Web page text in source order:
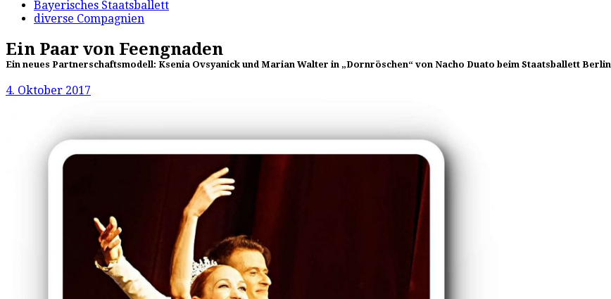
Bayerisches Staatsballett
diverse Compagnien
Ein Paar von Feengnaden
Ein neues Partnerschaftsmodell: Ksenia Ovsyanick und Marian Walter in „Dornröschen“ von Nacho Duato beim Staatsballett Berlin
4. Oktober 2017